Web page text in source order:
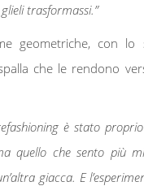
trasformassi.”
geometriche, con lo
che le rendono
è stato
quello che sento più
giacca. E